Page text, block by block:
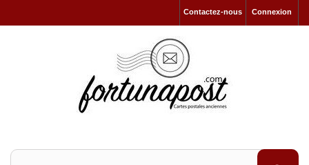
Connexion
Contactez-nous